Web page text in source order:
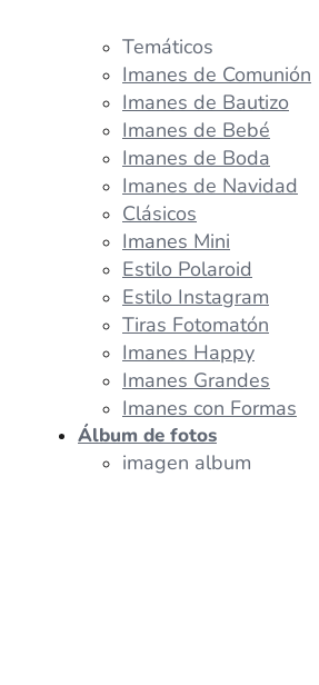
Temáticos
Imanes de Comunión
Imanes de Bautizo
Imanes de Bebé
Imanes de Boda
Imanes de Navidad
Clásicos
Imanes Mini
Estilo Polaroid
Estilo Instagram
Tiras Fotomatón
Imanes Happy
Imanes Grandes
Imanes con Formas
Álbum de fotos
imagen album